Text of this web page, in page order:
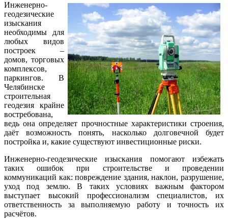
Инженерно-
геодезические
изыскания
необходимы для
любых видов
построек –
домов, торговых
комплексов,
паркингов. В
Челябинске
строительная
геодезия крайне
востребована,
ведь она определяет прочностные характеристики строения,
даёт возможность понять, насколько долговечной будет
постройка и, какие существуют инвестиционные риски.
Инженерно-геодезические изыскания помогают избежать
таких ошибок при строительстве и проведении
коммуникаций как: повреждение здания, наклон, разрушение,
уход под землю. В таких условиях важным фактором
выступает высокий профессионализм специалистов, их
ответственность за выполняемую работу и точность их
расчётов.